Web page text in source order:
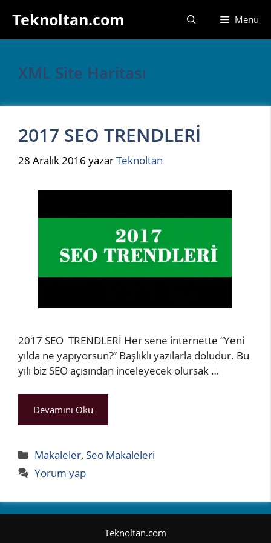
atlaTeknoltan.com Menu
XML Site Haritası
2017 SEO TRENDLERİ
28 Aralık 2016 yazarTeknoltan
2017 SEO TRENDLERİ Her sene internette “Yeni
yılda ne yapıyorsun?” Başlıklı yazılarla doludur. Bu
yılı biz SEO açısından inceleyecek olursak …
Devamını Oku
Kategoriler
Makaleler,Seo Makaleleri
Yorum yap
Teknoltan.com